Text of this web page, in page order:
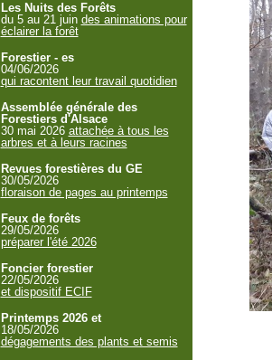
Les Nuits des Forêts
du 5 au 21 juin des animations pour
éclairer la forêt
Forestier - es
04/06/2026
qui racontent leur travail quotidien
Assemblée générale des
Forestiers d'Alsace
30 mai 2026 attachée à tous les
arbres et à leurs racines
Revues forestières du GE
30/05/2026
floraison de pages au printemps
Feux de forêts
29/05/2026
préparer l'été 2026
Foncier forestier
22/05/2026
et dispositif ECIF
Printemps 2026 et
18/05/2026
dégagements des plants et semis